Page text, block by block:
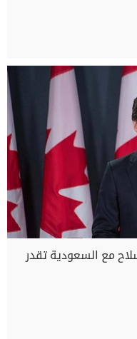
مع السعودية تقدر